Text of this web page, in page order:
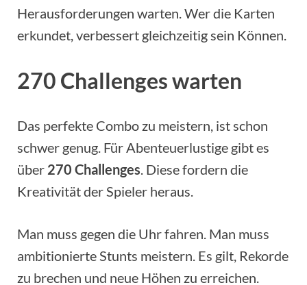
Herausforderungen warten. Wer die Karten
erkundet, verbessert gleichzeitig sein Können.
270 Challenges warten
Das perfekte Combo zu meistern, ist schon
schwer genug. Für Abenteuerlustige gibt es
über 270 Challenges . Diese fordern die
Kreativität der Spieler heraus.
Man muss gegen die Uhr fahren. Man muss
ambitionierte Stunts meistern. Es gilt, Rekorde
zu brechen und neue Höhen zu erreichen.